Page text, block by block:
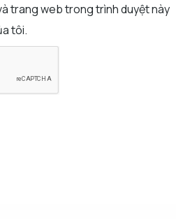
trang web trong trình duyệt này
tôi.